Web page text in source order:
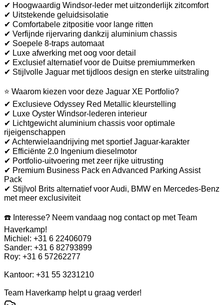
✔ Hoogwaardig Windsor-leder met uitzonderlijk zitcomfort
✔ Uitstekende geluidsisolatie
✔ Comfortabele zitpositie voor lange ritten
✔ Verfijnde rijervaring dankzij aluminium chassis
✔ Soepele 8-traps automaat
✔ Luxe afwerking met oog voor detail
✔ Exclusief alternatief voor de Duitse premiummerken
✔ Stijlvolle Jaguar met tijdloos design en sterke uitstraling
⭐ Waarom kiezen voor deze Jaguar XE Portfolio?
✔ Exclusieve Odyssey Red Metallic kleurstelling
✔ Luxe Oyster Windsor-lederen interieur
✔ Lichtgewicht aluminium chassis voor optimale
rijeigenschappen
✔ Achterwielaandrijving met sportief Jaguar-karakter
✔ Efficiënte 2.0 Ingenium dieselmotor
✔ Portfolio-uitvoering met zeer rijke uitrusting
✔ Premium Business Pack en Advanced Parking Assist
Pack
✔ Stijlvol Brits alternatief voor Audi, BMW en Mercedes-Benz
met meer exclusiviteit
☎️ Interesse? Neem vandaag nog contact op met Team
Haverkamp!
Michiel: +31 6 22406079
Sander: +31 6 82793899
Roy: +31 6 57262277
Kantoor: +31 55 3231210
Team Haverkamp helpt u graag verder!